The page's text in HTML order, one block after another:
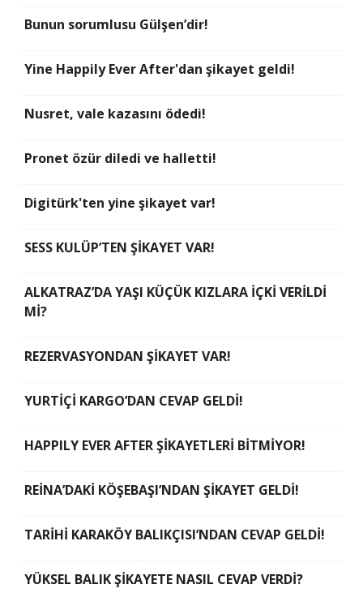
Bunun sorumlusu Gülşen’dir!
Yine Happily Ever After'dan şikayet geldi!
Nusret, vale kazasını ödedi!
Pronet özür diledi ve halletti!
Digitürk'ten yine şikayet var!
SESS KULÜP’TEN ŞİKAYET VAR!
ALKATRAZ’DA YAŞI KÜÇÜK KIZLARA İÇKİ VERİLDİ
Mİ?
REZERVASYONDAN ŞİKAYET VAR!
YURTİÇİ KARGO’DAN CEVAP GELDİ!
HAPPILY EVER AFTER ŞİKAYETLERİ BİTMİYOR!
REİNA’DAKİ KÖŞEBAŞI’NDAN ŞİKAYET GELDİ!
TARİHİ KARAKÖY BALIKÇISI’NDAN CEVAP GELDİ!
YÜKSEL BALIK ŞİKAYETE NASIL CEVAP VERDİ?